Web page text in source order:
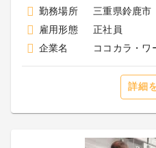
勤務場所
三重県鈴鹿市
雇用形態
正社員
企業名
ココカラ・ワ
詳細